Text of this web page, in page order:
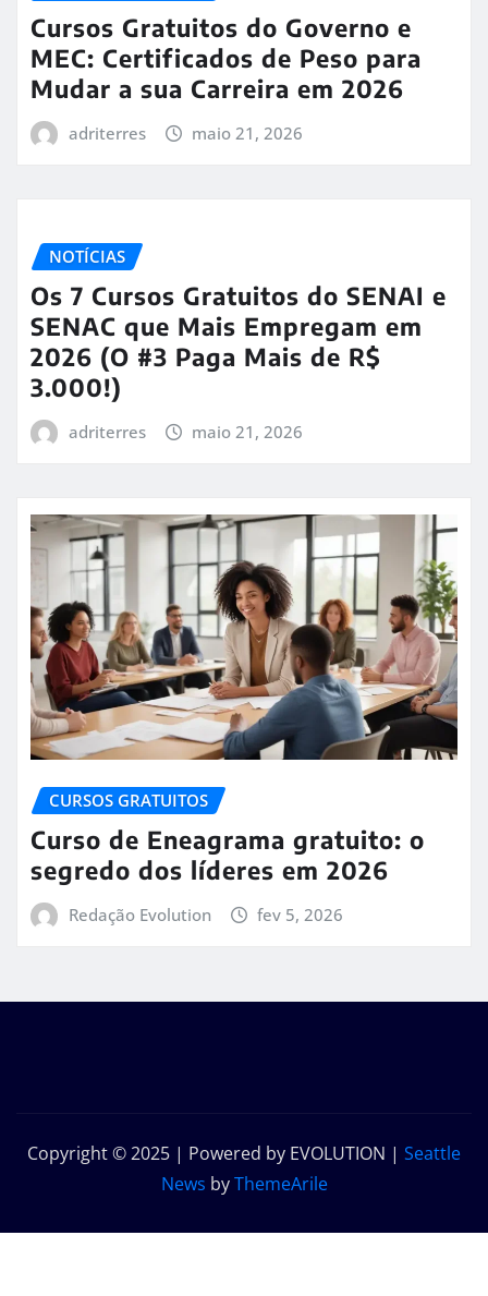
Cursos Gratuitos do Governo e
MEC: Certificados de Peso para
Mudar a sua Carreira em 2026
adriterres maio 21, 2026
NOTÍCIAS
Os 7 Cursos Gratuitos do SENAI e
SENAC que Mais Empregam em
2026 (O #3 Paga Mais de R$
3.000!)
adriterres maio 21, 2026
CURSOS GRATUITOS
Curso de Eneagrama gratuito: o
segredo dos líderes em 2026
Redação Evolution fev 5, 2026
Copyright © 2025 | Powered by EVOLUTION | Seattle
News byThemeArile